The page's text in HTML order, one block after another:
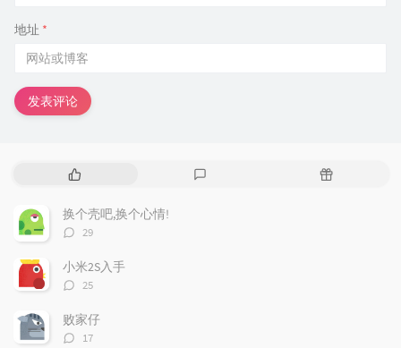
地址 *
发表评论
热
文
章
随
换个壳吧,换个心情!
评
数：
29
小米2S入手
评
数：
25
败家仔
评
17